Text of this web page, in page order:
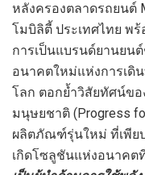
หลังครองตลาดรถยนต์
โมบิลิตี้ ประเทศไทย พ
การเป็นแบรนด์ยานยน
อนาคตใหม่แห่งการเดิ
โลก ตอกย้ำวิสัยทัศน์ขอ
มนุษยชาติ (Progress
ผลิตภัณฑ์รุ่นใหม่ ที่เพีย
เกิดโซลูชันแห่งอนาคต